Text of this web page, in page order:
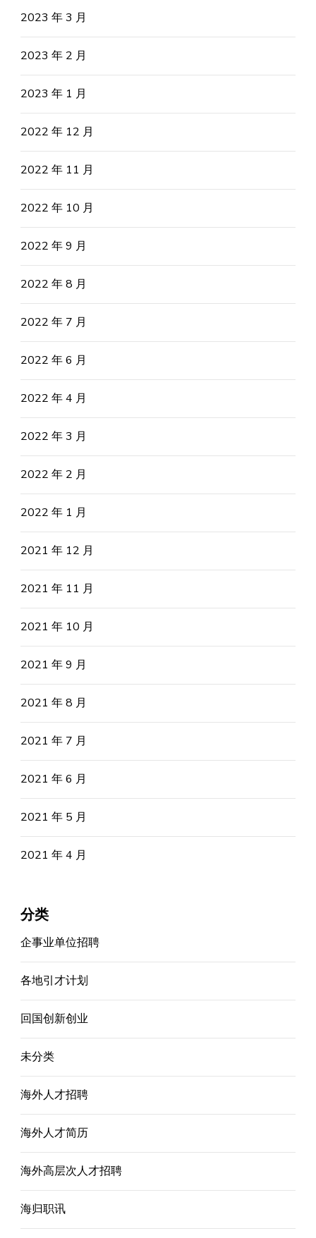
2023 年 3 月
2023 年 2 月
2023 年 1 月
2022 年 12 月
2022 年 11 月
2022 年 10 月
2022 年 9 月
2022 年 8 月
2022 年 7 月
2022 年 6 月
2022 年 4 月
2022 年 3 月
2022 年 2 月
2022 年 1 月
2021 年 12 月
2021 年 11 月
2021 年 10 月
2021 年 9 月
2021 年 8 月
2021 年 7 月
2021 年 6 月
2021 年 5 月
2021 年 4 月
分类
企事业单位招聘
各地引才计划
回国创新创业
未分类
海外人才招聘
海外人才简历
海外高层次人才招聘
海归职讯